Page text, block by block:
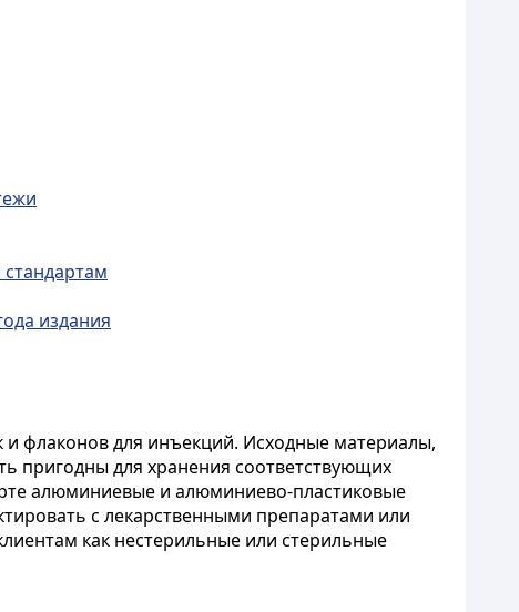
издания
флаконов для инъекций. Исходные материалы,
пригодны для хранения соответствующих
алюминиевые и алюминиево-пластиковые
с лекарственными препаратами или
как нестерильные или стерильные